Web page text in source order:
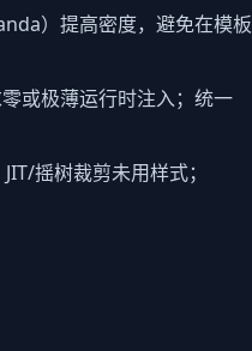
）提高密度，避免在模板
或极薄运行时注入；统一
摇树裁剪未用样式；